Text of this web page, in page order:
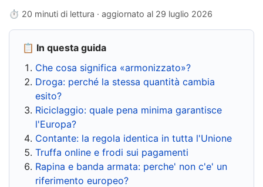
⏱ 20 minuti di lettura · aggiornato al 29 luglio 2026
📋 In questa guida
Che cosa significa «armonizzato»?
Droga: perché la stessa quantità cambia
esito?
Riciclaggio: quale pena minima garantisce
l'Europa?
Contante: la regola identica in tutta l'Unione
Truffa online e frodi sui pagamenti
Rapina e banda armata: perche' non c'e' un
riferimento europeo?